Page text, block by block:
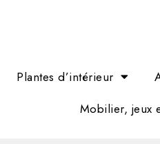
Plantes d’intérieur
Mobilier, jeux